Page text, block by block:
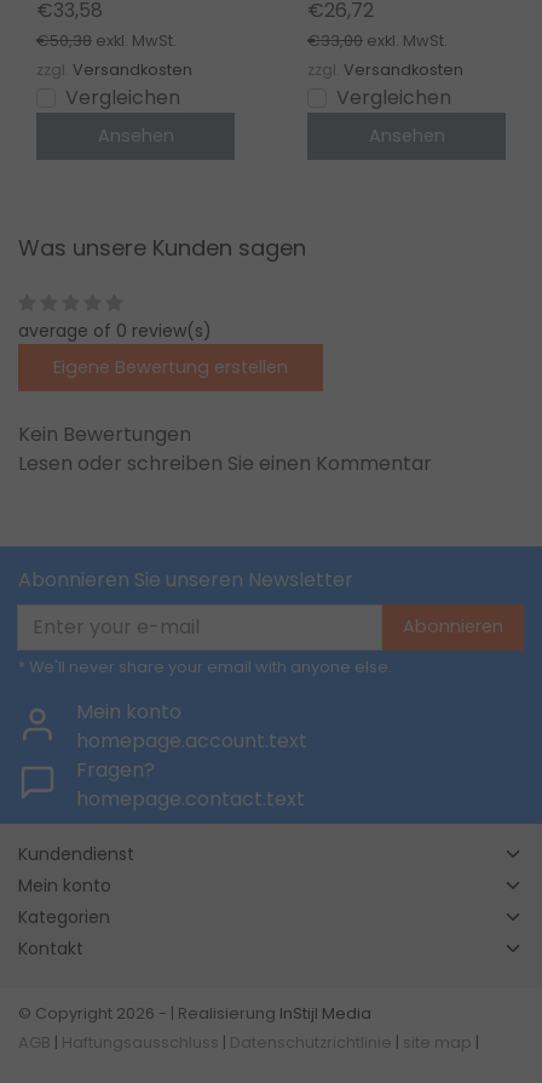
€33,58
€50,38 exkl. MwSt.
zzgl. Versandkosten
Vergleichen
Ansehen
48V – PZ5
€26,72
€33,00 exkl. MwSt.
zzgl. Versandkosten
Vergleichen
Ansehen
Was unsere Kunden sagen
average of 0 review(s)
Eigene Bewertung erstellen
Kein Bewertungen
Lesen oder schreiben Sie einen Kommentar
Abonnieren Sie unseren Newsletter
Abonnieren
* We'll never share your email with anyone else.
Mein konto
homepage.account.text
Fragen?
homepage.contact.text
Kundendienst
Mein konto
Kategorien
Kontakt
© Copyright 2026 - | Realisierung InStijl Media
AGB
Haftungsausschluss Datenschutzrichtlinie site map